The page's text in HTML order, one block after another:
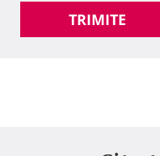
TRIMITE